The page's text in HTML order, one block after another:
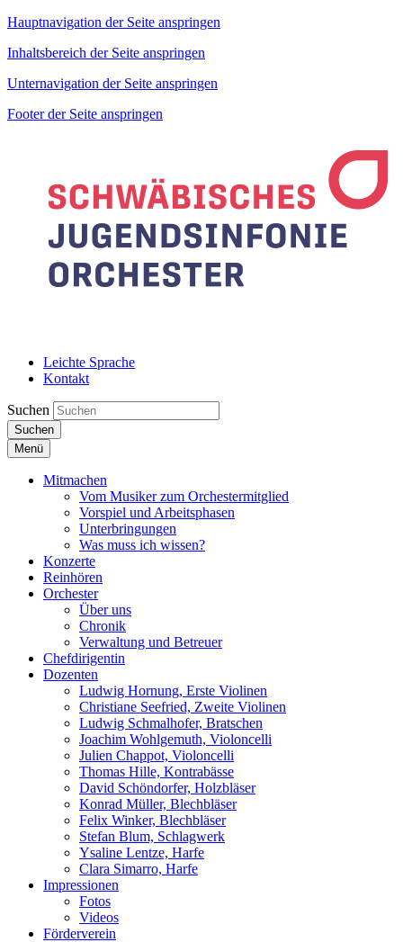
Hauptnavigation der Seite anspringen
Inhaltsbereich der Seite anspringen
Unternavigation der Seite anspringen
Footer der Seite anspringen
Leichte Sprache
Kontakt
Suchen
Suchen
Menü
Mitmachen
Vom Musiker zum Orchestermitglied
Vorspiel und Arbeitsphasen
Unterbringungen
Was muss ich wissen?
Konzerte
Reinhören
Orchester
Über uns
Chronik
Verwaltung und Betreuer
Chefdirigentin
Dozenten
Ludwig Hornung, Erste Violinen
Christiane Seefried, Zweite Violinen
Ludwig Schmalhofer, Bratschen
Joachim Wohlgemuth, Violoncelli
Julien Chappot, Violoncelli
Thomas Hille, Kontrabässe
David Schöndorfer, Holzbläser
Konrad Müller, Blechbläser
Felix Winker, Blechbläser
Stefan Blum, Schlagwerk
Ysaline Lentze, Harfe
Clara Simarro, Harfe
Impressionen
Fotos
Videos
Förderverein